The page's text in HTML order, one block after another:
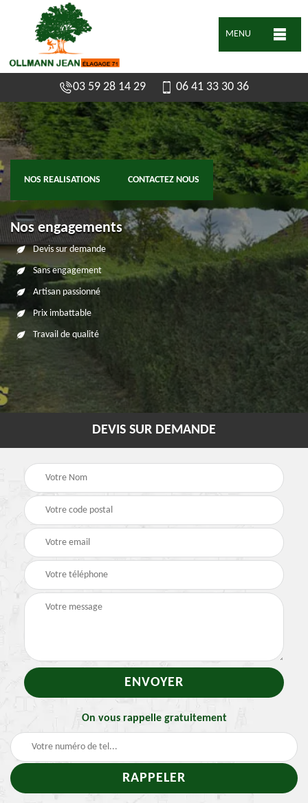
MENU
03 59 28 14 29 06 41 33 30 36
NOS REALISATIONS CONTACTEZ NOUS
Nos engagements
Devis sur demande
Sans engagement
Artisan passionné
Prix imbattable
Travail de qualité
DEVIS SUR DEMANDE
On vous rappelle gratuitement